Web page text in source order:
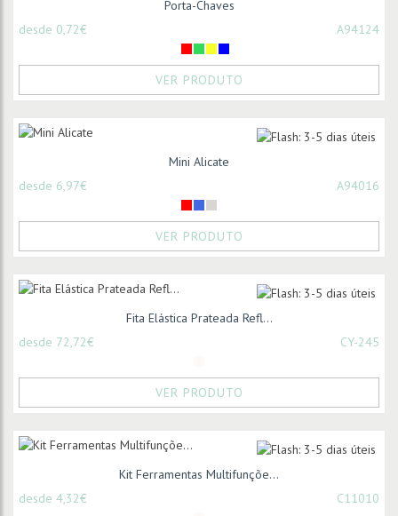
Porta-Chaves
desde 0,72€
A94124
VER PRODUTO
Mini Alicate
desde 6,97€
A94016
VER PRODUTO
Fita Elástica Prateada Refl...
desde 72,72€
CY-245
VER PRODUTO
Kit Ferramentas Multifunçõe...
desde 4,32€
C11010